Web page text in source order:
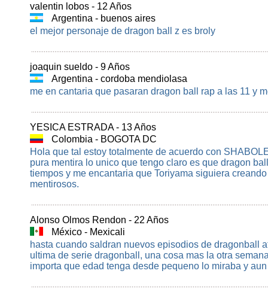
valentin lobos - 12 Años
Argentina - buenos aires
el mejor personaje de dragon ball z es broly
joaquin sueldo - 9 Años
Argentina - cordoba mendiolasa
me en cantaria que pasaran dragon ball rap a las 11 y
YESICA ESTRADA - 13 Años
Colombia - BOGOTA DC
Hola que tal estoy totalmente de acuerdo con
pura mentira lo unico que tengo claro es que dragon
tiempos y me encantaria que Toriyama siguiera
mentirosos.
Alonso Olmos Rendon - 22 Años
México - Mexicali
hasta cuando saldran nuevos episodios de dragonball
ultima de serie dragonball, una cosa mas la otra
importa que edad tenga desde pequeno lo miraba y